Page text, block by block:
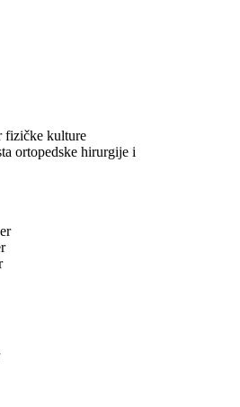
kulture
ortopedske hirurgije i